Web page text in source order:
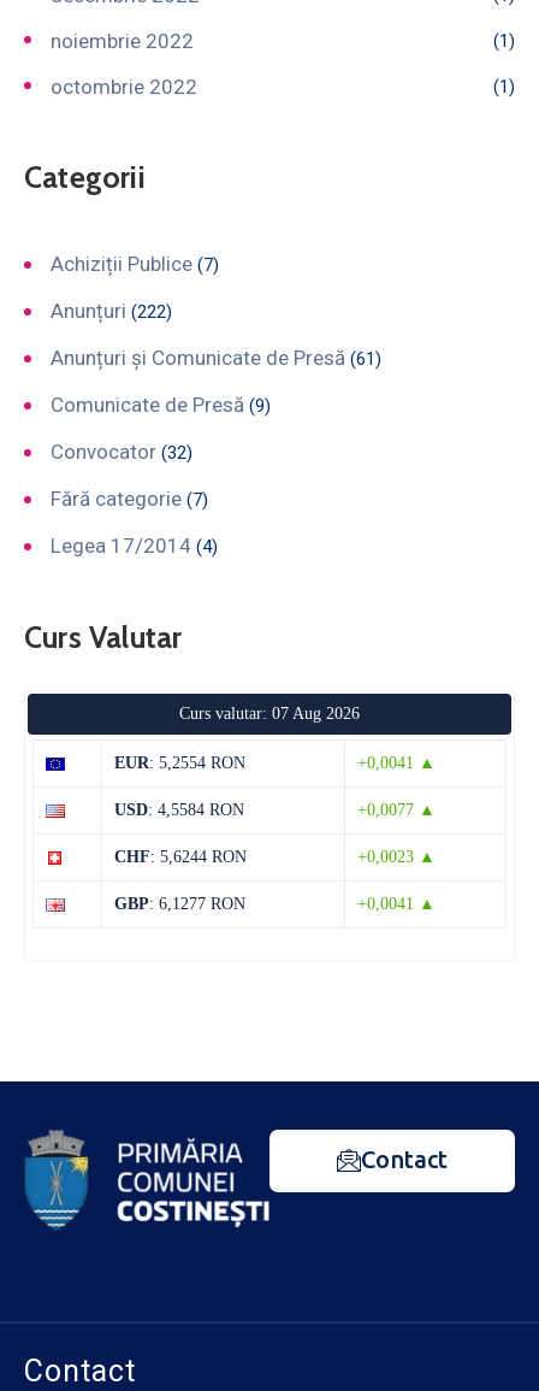
noiembrie 2022 (1)
octombrie 2022 (1)
Categorii
Achiziții Publice (7)
Anunțuri (222)
Anunțuri și Comunicate de Presă (61)
Comunicate de Presă (9)
Convocator (32)
Fără categorie (7)
Legea 17/2014 (4)
Curs Valutar
Curs valutar: 07 Aug 2026
EUR: 5,2554 RON +0,0041 ▲
USD: 4,5584 RON +0,0077 ▲
CHF: 5,6244 RON +0,0023 ▲
GBP: 6,1277 RON +0,0041 ▲
Contact
Contact